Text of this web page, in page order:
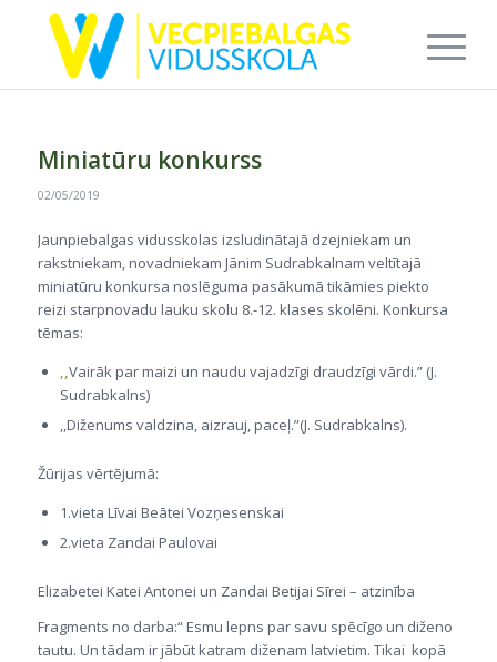
Miniatūru konkurss
02/05/2019
Jaunpiebalgas vidusskolas izsludinātajā dzejniekam un
rakstniekam, novadniekam Jānim Sudrabkalnam veltītajā
miniatūru konkursa noslēguma pasākumā tikāmies piekto
reizi starpnovadu lauku skolu 8.-12. klases skolēni. Konkursa
tēmas:
,,Vairāk par maizi un naudu vajadzīgi draudzīgi vārdi.” (J.
Sudrabkalns)
,,Diženums valdzina, aizrauj, paceļ.”(J. Sudrabkalns).
Žūrijas vērtējumā:
1.vieta Līvai Beātei Vozņesenskai
2.vieta Zandai Paulovai
Elizabetei Katei Antonei un Zandai Betijai Sīrei – atzinība
Fragments no darba:“ Esmu lepns par savu spēcīgo un diženo
tautu. Un tādam ir jābūt katram diženam latvietim. Tikai kopā